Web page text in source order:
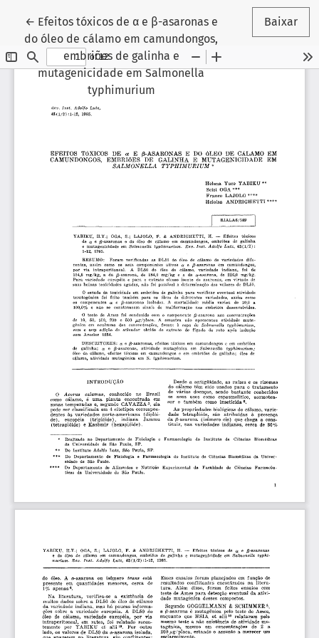
← Voltar aos Detalhes do Artigo
Efeitos tóxicos de α e β-asaronas e
do óleo de cálamo em camundongos,
embriões de galinha e
mutagenicidade em Salmonella
typhimurium
Baixar